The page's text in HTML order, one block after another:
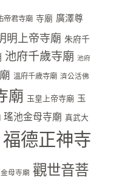
帝君寺廟 寺廟 廣澤尊
明上帝寺廟 朱府千
池府千歲寺廟 池府
溫府千歲寺廟 濟公活佛
廟 玉皇上帝寺廟 玉
瑤池金母寺廟 真武大
福德正神寺
母寺廟 觀世音菩